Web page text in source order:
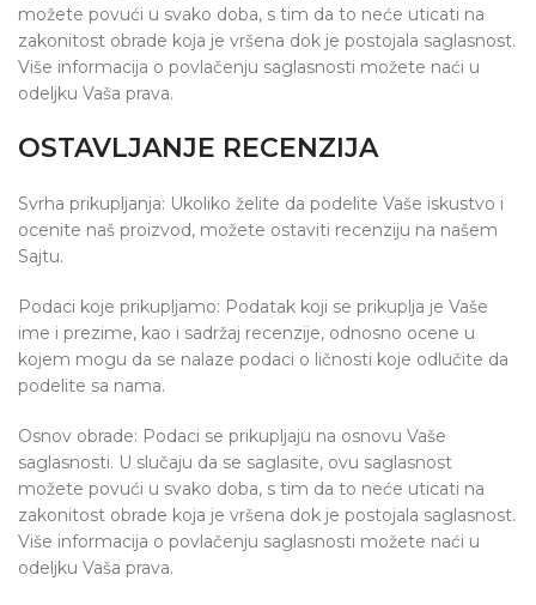
možete povući u svako doba, s tim da to neće uticati na
zakonitost obrade koja je vršena dok je postojala saglasnost.
Više informacija o povlačenju saglasnosti možete naći u
odeljku Vaša prava.
OSTAVLJANJE RECENZIJA
Svrha prikupljanja: Ukoliko želite da podelite Vaše iskustvo i
ocenite naš proizvod, možete ostaviti recenziju na našem
Sajtu.
Podaci koje prikupljamo: Podatak koji se prikuplja je Vaše
ime i prezime, kao i sadržaj recenzije, odnosno ocene u
kojem mogu da se nalaze podaci o ličnosti koje odlučite da
podelite sa nama.
Osnov obrade: Podaci se prikupljaju na osnovu Vaše
saglasnosti. U slučaju da se saglasite, ovu saglasnost
možete povući u svako doba, s tim da to neće uticati na
zakonitost obrade koja je vršena dok je postojala saglasnost.
Više informacija o povlačenju saglasnosti možete naći u
odeljku Vaša prava.